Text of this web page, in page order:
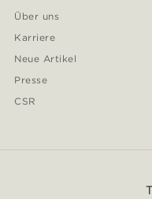
Über uns
Karriere
Neue Artikel
Presse
CSR